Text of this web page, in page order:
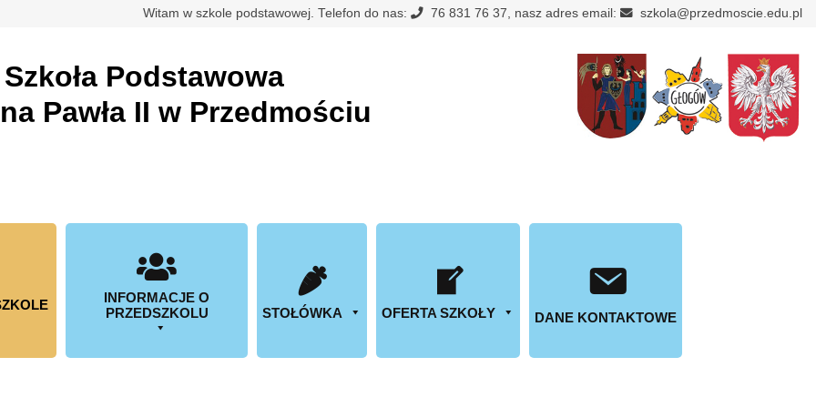
Witam w szkole podstawowej. Telefon do nas: 76 831 76 37, nasz adres email: szkola@przedmoscie.edu.pl
Szkoła Podstawowa
Pawła II w Przedmościu
INFORMACJE O
PRZEDSZKOLU
STOŁÓWKA OFERTA SZKOŁY DANE KONTAKTOWE